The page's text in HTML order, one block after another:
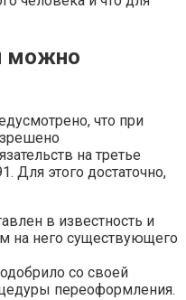
можно
что при
на третье
Для этого достаточно,
в известность и
на него существующего
со своей
переоформления.